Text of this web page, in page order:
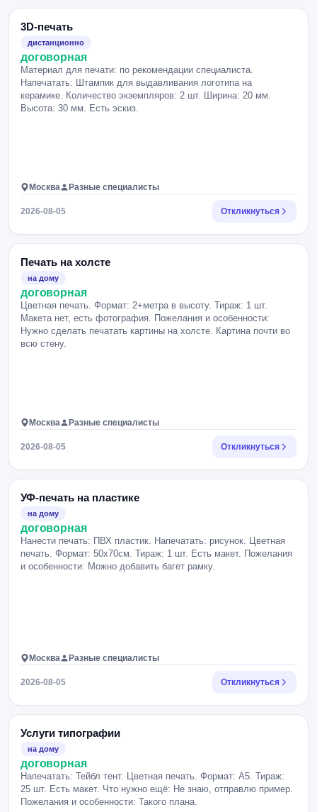
3D-печать
дистанционно
договорная
Материал для печати: по рекомендации специалиста.
Напечатать: Штампик для выдавливания логотипа на
керамике. Количество экземпляров: 2 шт. Ширина: 20 мм.
Высота: 30 мм. Есть эскиз.
Москва Разные специалисты
2026-08-05 Откликнуться
Печать на холсте
на дому
договорная
Цветная печать. Формат: 2+метра в высоту. Тираж: 1 шт.
Макета нет, есть фотография. Пожелания и особенности:
Нужно сделать печатать картины на холсте. Картина почти во
всю стену.
Москва Разные специалисты
2026-08-05 Откликнуться
УФ-печать на пластике
на дому
договорная
Нанести печать: ПВХ пластик. Напечатать: рисунок. Цветная
печать. Формат: 50х70см. Тираж: 1 шт. Есть макет. Пожелания
и особенности: Можно добавить багет рамку.
Москва Разные специалисты
2026-08-05 Откликнуться
Услуги типографии
на дому
договорная
Напечатать: Тейбл тент. Цветная печать. Формат: А5. Тираж:
25 шт. Есть макет. Что нужно ещё: Не знаю, отправлю пример.
Пожелания и особенности: Такого плана.